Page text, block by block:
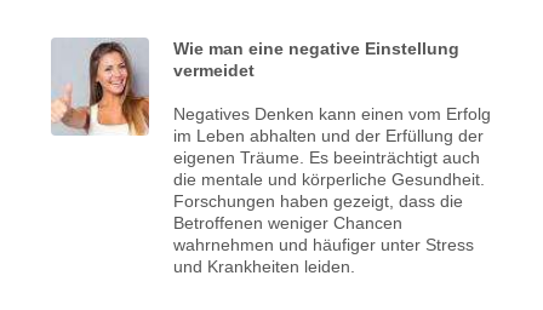
Wie man eine negative Einstellung
vermeidet
Negatives Denken kann einen vom Erfolg
im Leben abhalten und der Erfüllung der
eigenen Träume. Es beeinträchtigt auch
die mentale und körperliche Gesundheit.
Forschungen haben gezeigt, dass die
Betroffenen weniger Chancen
wahrnehmen und häufiger unter Stress
und Krankheiten leiden.